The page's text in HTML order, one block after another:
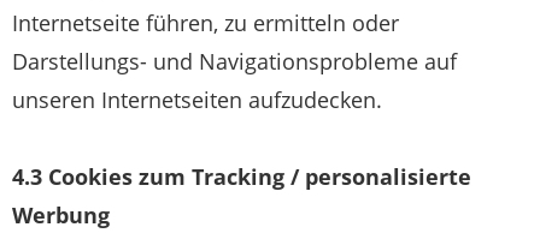
Internetseite führen, zu ermitteln oder
Darstellungs- und Navigationsprobleme auf
unseren Internetseiten aufzudecken.
4.3 Cookies zum Tracking / personalisierte
Werbung